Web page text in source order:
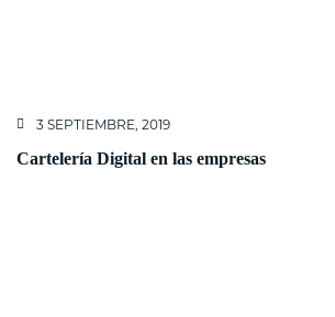
3 SEPTIEMBRE, 2019
Cartelería Digital en las empresas